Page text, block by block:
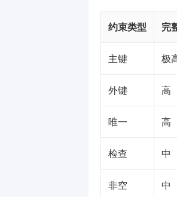
约束类型 完
主键 极
外键 高
唯一 高
检查 中
非空 中